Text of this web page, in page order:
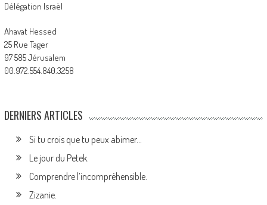
Délégation Israël
Ahavat Hessed
25 Rue Tager
97 585 Jérusalem
00.972.554.840.3258
DERNIERS ARTICLES
Si tu crois que tu peux abimer…
Le jour du Petek.
Comprendre l’incompréhensible.
Zizanie.